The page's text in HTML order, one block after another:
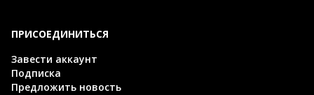
ПРИСОЕДИНИТЬСЯ
Завести аккаунт
Подписка
Предложить новость